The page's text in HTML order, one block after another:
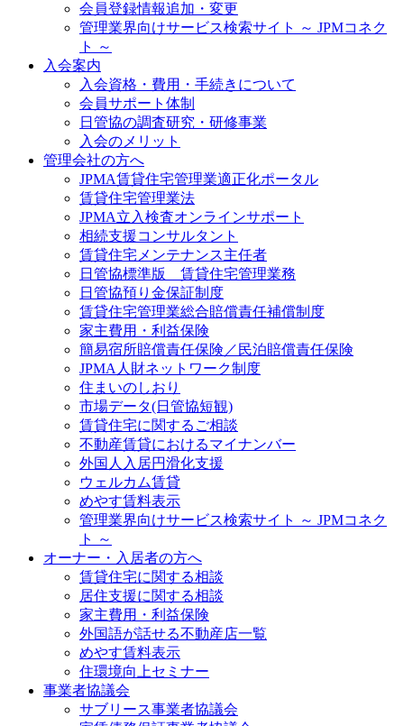
会員登録情報追加・変更
管理業界向けサービス検索サイト ～ JPMコネク
ト ～
入会案内
入会資格・費用・手続きについて
会員サポート体制
日管協の調査研究・研修事業
入会のメリット
管理会社の方へ
JPMA賃貸住宅管理業適正化ポータル
賃貸住宅管理業法
JPMA立入検査オンラインサポート
相続支援コンサルタント
賃貸住宅メンテナンス主任者
日管協標準版 賃貸住宅管理業務
日管協預り金保証制度
賃貸住宅管理業総合賠償責任補償制度
家主費用・利益保険
簡易宿所賠償責任保険／民泊賠償責任保険
JPMA人財ネットワーク制度
住まいのしおり
市場データ(日管協短観)
賃貸住宅に関するご相談
不動産賃貸におけるマイナンバー
外国人入居円滑化支援
ウェルカム賃貸
めやす賃料表示
管理業界向けサービス検索サイト ～ JPMコネク
ト ～
オーナー・入居者の方へ
賃貸住宅に関する相談
居住支援に関する相談
家主費用・利益保険
外国語が話せる不動産店一覧
めやす賃料表示
住環境向上セミナー
事業者協議会
サブリース事業者協議会